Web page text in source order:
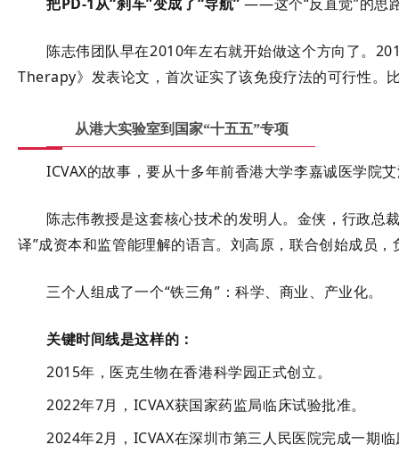
陈志伟团队早在2010年左右就开始做这个方向了。
Therapy》发表论文，首次证实了该免疫疗法的可行性。
从港大实验室到国家“十五五”专项
ICVAX的故事，要从十多年前香港大学李嘉诚医学院
陈志伟教授是这套核心技术的发明人。 金侠 ，行政总
译”成资本和监管能理解的语言。 刘高原 ，联合创始成员
三个人组成了一个“铁三角”：科学、商业、产业化。
关键时间线是这样的 ：
2015年，医克生物在香港科学园正式创立。
2022年7月，ICVAX获国家药监局临床试验批准。
2024年2月，ICVAX在深圳市第三人民医院完成一期